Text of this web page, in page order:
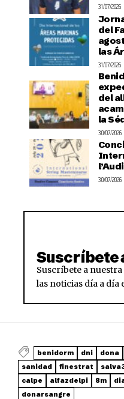
31/07/2026
del
las
31/07/2026
del
la
30/07/2026
30/07/2026
Suscríbete
Suscríbete a
las noticias día a
benidorm dni dona
sanidad
finestrat
calpe
alfazdelpi 8m
donarsangre